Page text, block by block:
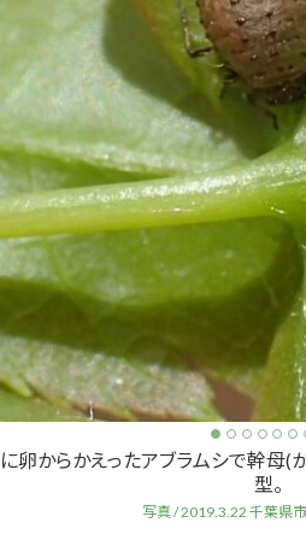
卵からかえったアブラムシで幹母(か
型。
写真 / 2019.3.22 千葉県